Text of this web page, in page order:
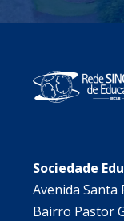
Sociedade
Avenida Santa
Bairro Pastor